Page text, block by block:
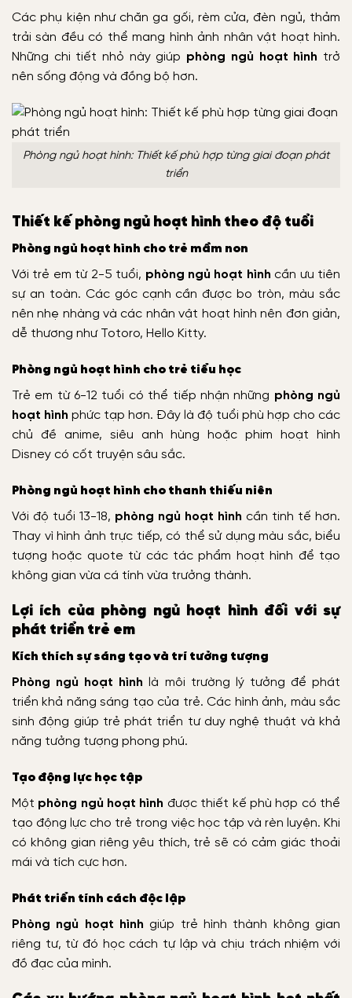
Các phụ kiện như chăn ga gối, rèm cửa, đèn ngủ, thảm
trải sàn đều có thể mang hình ảnh nhân vật hoạt hình.
Những chi tiết nhỏ này giúp phòng ngủ hoạt hình trở
nên sống động và đồng bộ hơn.
Phòng ngủ hoạt hình: Thiết kế phù hợp từng giai đoạn phát
triển
Thiết kế phòng ngủ hoạt hình theo độ tuổi
Phòng ngủ hoạt hình cho trẻ mầm non
Với trẻ em từ 2-5 tuổi, phòng ngủ hoạt hình cần ưu tiên
sự an toàn. Các góc cạnh cần được bo tròn, màu sắc
nên nhẹ nhàng và các nhân vật hoạt hình nên đơn giản,
dễ thương như Totoro, Hello Kitty.
Phòng ngủ hoạt hình cho trẻ tiểu học
Trẻ em từ 6-12 tuổi có thể tiếp nhận những phòng ngủ
hoạt hình phức tạp hơn. Đây là độ tuổi phù hợp cho các
chủ đề anime, siêu anh hùng hoặc phim hoạt hình
Disney có cốt truyện sâu sắc.
Phòng ngủ hoạt hình cho thanh thiếu niên
Với độ tuổi 13-18, phòng ngủ hoạt hình cần tinh tế hơn.
Thay vì hình ảnh trực tiếp, có thể sử dụng màu sắc, biểu
tượng hoặc quote từ các tác phẩm hoạt hình để tạo
không gian vừa cá tính vừa trưởng thành.
Lợi ích của phòng ngủ hoạt hình đối với sự
phát triển trẻ em
Kích thích sự sáng tạo và trí tưởng tượng
Phòng ngủ hoạt hình là môi trường lý tưởng để phát
triển khả năng sáng tạo của trẻ. Các hình ảnh, màu sắc
sinh động giúp trẻ phát triển tư duy nghệ thuật và khả
năng tưởng tượng phong phú.
Tạo động lực học tập
Một phòng ngủ hoạt hình được thiết kế phù hợp có thể
tạo động lực cho trẻ trong việc học tập và rèn luyện. Khi
có không gian riêng yêu thích, trẻ sẽ có cảm giác thoải
mái và tích cực hơn.
Phát triển tính cách độc lập
Phòng ngủ hoạt hình giúp trẻ hình thành không gian
riêng tư, từ đó học cách tự lập và chịu trách nhiệm với
đồ đạc của mình.